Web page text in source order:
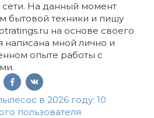
сети. На данный момент
бытовой техники и пишу
на основе своего
написана мной лично и
опыте работы с
в 2026 году: 10
пользователя